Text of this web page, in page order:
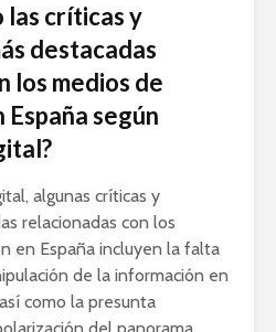
las críticas y
destacadas
los medios de
según
algunas críticas y
relacionadas con los
en España incluyen la falta
de la información en
como la presunta